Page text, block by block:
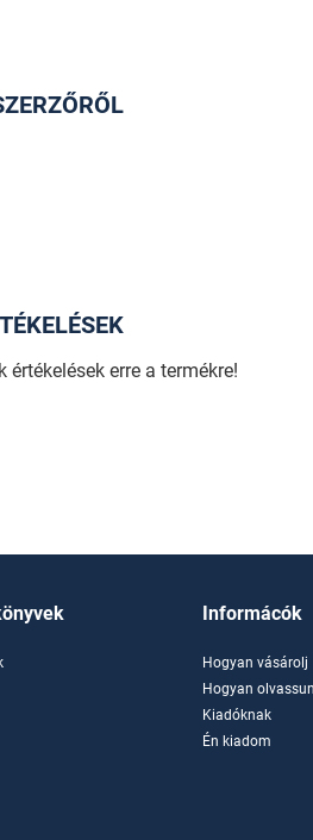
értékelések erre a termékre!
Informácók
Hogyan vásárolj
Hogyan
Kiadóknak
Én kiadom